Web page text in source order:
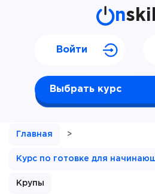
n
Выбрать курс
Войти
Главная >
Курс по готовке для
Крупы